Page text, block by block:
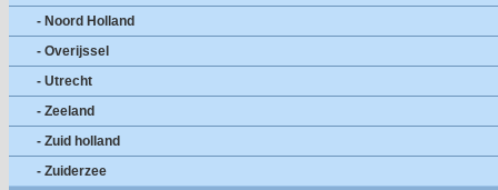
- Noord Holland
- Overijssel
- Utrecht
- Zeeland
- Zuid holland
- Zuiderzee